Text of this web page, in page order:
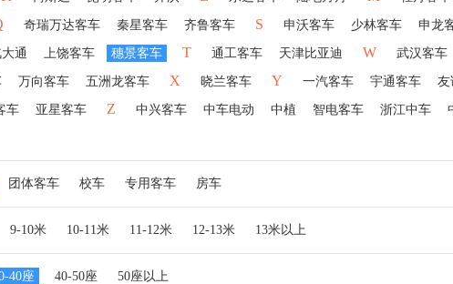
奇瑞万达客车 秦星客车 齐鲁客车 S 申沃客车 少林客车 申龙
通 上饶客车 穗景客车 T 通工客车 天津比亚迪 W 武汉客车
万向客车 五洲龙客车 X 晓兰客车 Y 一汽客车 宇通客车 友
车 亚星客车 Z 中兴客车 中车电动 中植 智电客车 浙江中车
团体客车 校车 专用客车 房车
9-10米 10-11米 11-12米 12-13米 13米以上
40座 40-50座 50座以上